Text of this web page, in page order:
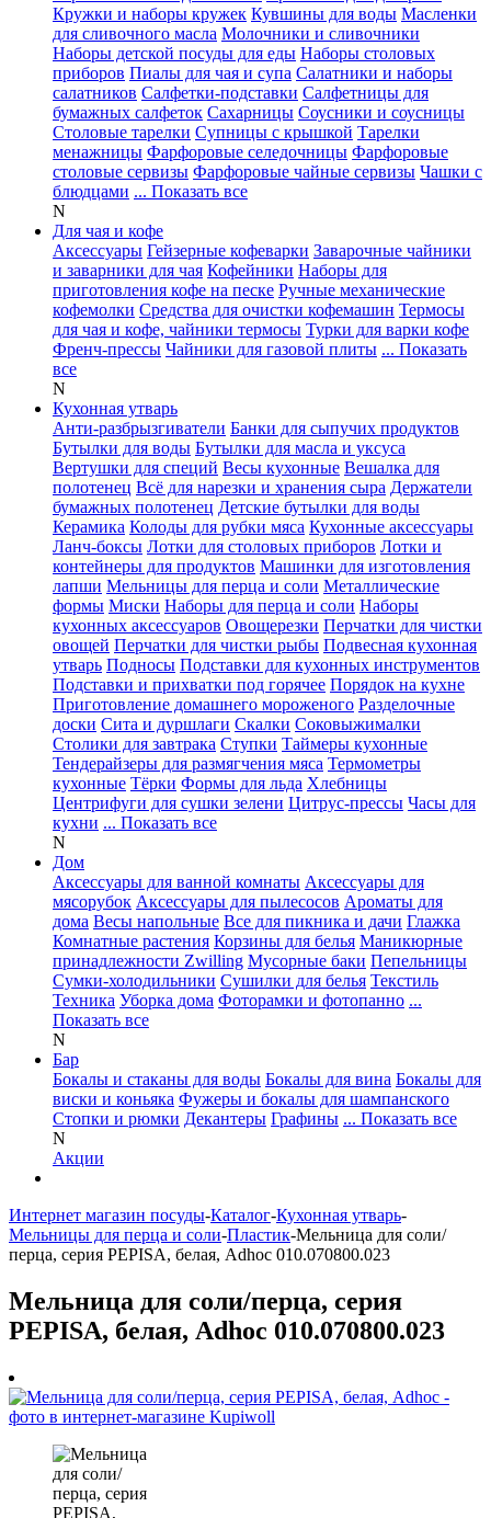
Кружки и наборы кружек Кувшины для воды Масленки
для сливочного масла Молочники и сливочники
Наборы детской посуды для еды Наборы столовых
приборов Пиалы для чая и супа Салатники и наборы
салатников Салфетки-подставки Салфетницы для
бумажных салфеток Сахарницы Соусники и соусницы
Столовые тарелки Супницы с крышкой Тарелки
менажницы Фарфоровые селедочницы Фарфоровые
столовые сервизы Фарфоровые чайные сервизы Чашки с
блюдцами ... Показать все
N
Для чая и кофе
Аксессуары Гейзерные кофеварки Заварочные чайники
и заварники для чая Кофейники Наборы для
приготовления кофе на песке Ручные механические
кофемолки Средства для очистки кофемашин Термосы
для чая и кофе, чайники термосы Турки для варки кофе
Френч-прессы Чайники для газовой плиты ... Показать
все
N
Кухонная утварь
Анти-разбрызгиватели Банки для сыпучих продуктов
Бутылки для воды Бутылки для масла и уксуса
Вертушки для специй Весы кухонные Вешалка для
полотенец Всё для нарезки и хранения сыра Держатели
бумажных полотенец Детские бутылки для воды
Керамика Колоды для рубки мяса Кухонные аксессуары
Ланч-боксы Лотки для столовых приборов Лотки и
контейнеры для продуктов Машинки для изготовления
лапши Мельницы для перца и соли Металлические
формы Миски Наборы для перца и соли Наборы
кухонных аксессуаров Овощерезки Перчатки для чистки
овощей Перчатки для чистки рыбы Подвесная кухонная
утварь Подносы Подставки для кухонных инструментов
Подставки и прихватки под горячее Порядок на кухне
Приготовление домашнего мороженого Разделочные
доски Сита и дуршлаги Скалки Соковыжималки
Столики для завтрака Ступки Таймеры кухонные
Тендерайзеры для размягчения мяса Термометры
кухонные Тёрки Формы для льда Хлебницы
Центрифуги для сушки зелени Цитрус-прессы Часы для
кухни ... Показать все
N
Дом
Аксессуары для ванной комнаты Аксессуары для
мясорубок Аксессуары для пылесосов Ароматы для
дома Весы напольные Все для пикника и дачи Глажка
Комнатные растения Корзины для белья Маникюрные
принадлежности Zwilling Мусорные баки Пепельницы
Сумки-холодильники Сушилки для белья Текстиль
Техника Уборка дома Фоторамки и фотопанно ...
Показать все
N
Бар
Бокалы и стаканы для воды Бокалы для вина Бокалы для
виски и коньяка Фужеры и бокалы для шампанского
Стопки и рюмки Декантеры Графины ... Показать все
N
Акции
Интернет магазин посуды-Каталог-Кухонная утварь-
Мельницы для перца и соли-Пластик-Мельница для соли/
перца, серия PEPISA, белая, Adhoc 010.070800.023
Мельница для соли/перца, серия
PEPISA, белая, Adhoc 010.070800.023